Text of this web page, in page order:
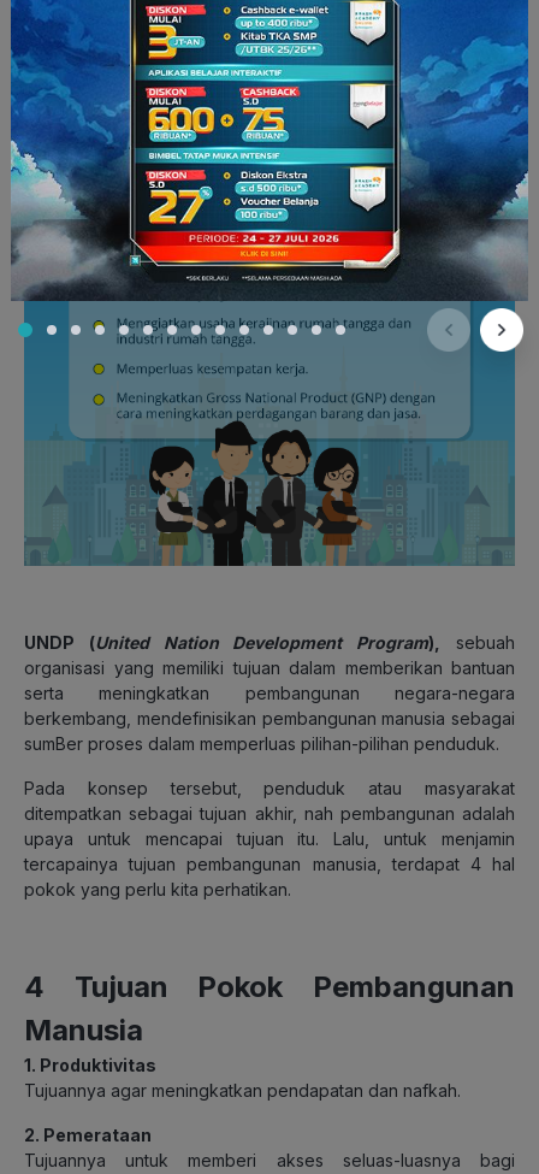
meningkatkan perdagangan barang dan jasa.
UNDP (United Nation Development Program),
sebuah
organisasi yang memiliki tujuan dalam memberikan bantuan
serta meningkatkan pembangunan negara-negara
berkembang, mendefinisikan pembangunan manusia sebagai
sumBer proses dalam memperluas pilihan-pilihan penduduk.
Pada konsep tersebut, penduduk atau masyarakat
ditempatkan sebagai tujuan akhir, nah pembangunan adalah
upaya untuk mencapai tujuan itu. Lalu, untuk menjamin
tercapainya tujuan pembangunan manusia, terdapat 4 hal
pokok yang perlu kita perhatikan.
4 Tujuan Pokok Pembangunan
Manusia
1. Produktivitas
Tujuannya agar meningkatkan pendapatan dan nafkah.
2. Pemerataan
Tujuannya untuk memberi akses seluas-luasnya bagi